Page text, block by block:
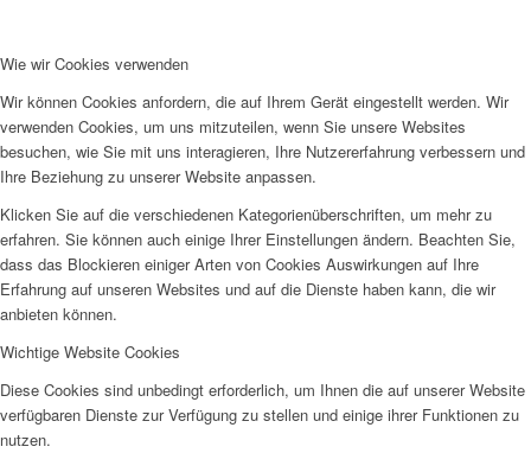
Schwangerschaftsberatung
Beratungsstelle Arbeit
Wie wir Cookies verwenden
Wir können Cookies anfordern, die auf Ihrem Gerät eingestellt werden. Wir
verwenden Cookies, um uns mitzuteilen, wenn Sie unsere Websites
besuchen, wie Sie mit uns interagieren, Ihre Nutzererfahrung verbessern und
Ihre Beziehung zu unserer Website anpassen.
Klicken Sie auf die verschiedenen Kategorienüberschriften, um mehr zu
erfahren. Sie können auch einige Ihrer Einstellungen ändern. Beachten Sie,
dass das Blockieren einiger Arten von Cookies Auswirkungen auf Ihre
Erfahrung auf unseren Websites und auf die Dienste haben kann, die wir
anbieten können.
Wichtige Website Cookies
Diese Cookies sind unbedingt erforderlich, um Ihnen die auf unserer Website
verfügbaren Dienste zur Verfügung zu stellen und einige ihrer Funktionen zu
nutzen.